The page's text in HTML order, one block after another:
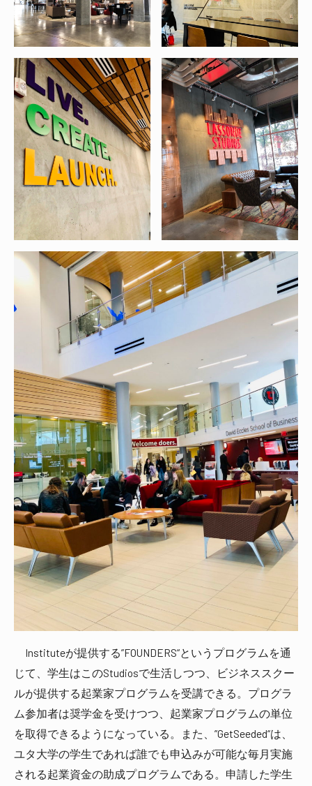
Instituteが提供する”FOUNDERS“というプログラムを通
じて、学生はこのStudiosで生活しつつ、ビジネススクー
ルが提供する起業家プログラムを受講できる。プログラ
ム参加者は奨学金を受けつつ、起業家プログラムの単位
を取得できるようになっている。また、”GetSeeded“は、
ユタ大学の学生であれば誰でも申込みが可能な毎月実施
される起業資金の助成プログラムである。申請した学生